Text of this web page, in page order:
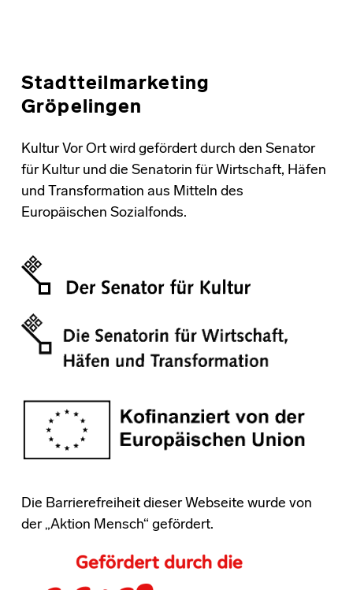
Stadtteilmarketing
Gröpelingen
Kultur Vor Ort wird gefördert durch den Senator
für Kultur und die Senatorin für Wirtschaft, Häfen
und Transformation aus Mitteln des
Europäischen Sozialfonds.
Die Barrierefreiheit dieser Webseite wurde von
der „Aktion Mensch“ gefördert.